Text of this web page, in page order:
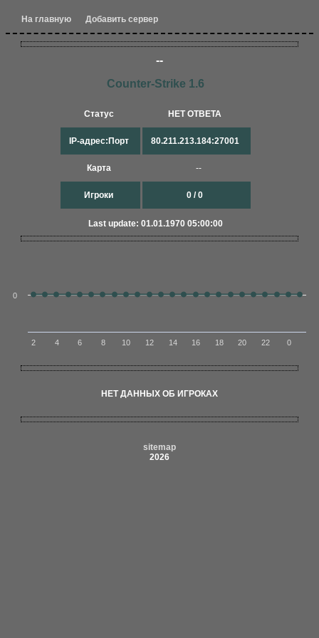
На главную Добавить сервер
--
Counter-Strike 1.6
Статус
IP-адрес:Порт
Карта
Игроки
НЕТ ОТВЕТА
80.211.213.184:27001
--
0 / 0
Last update: 01.01.1970 05:00:00
2 4 6 8 10 12 14 16 18 20 22 0
0
НЕТ ДАННЫХ ОБ ИГРОКАХ
sitemap
2026